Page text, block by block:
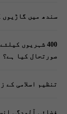
سندھ میں گاڑیوں
400 شہریوں
صورتحال کیا ہے؟
تنظیم اسلامی کے
فضائی آلودگی